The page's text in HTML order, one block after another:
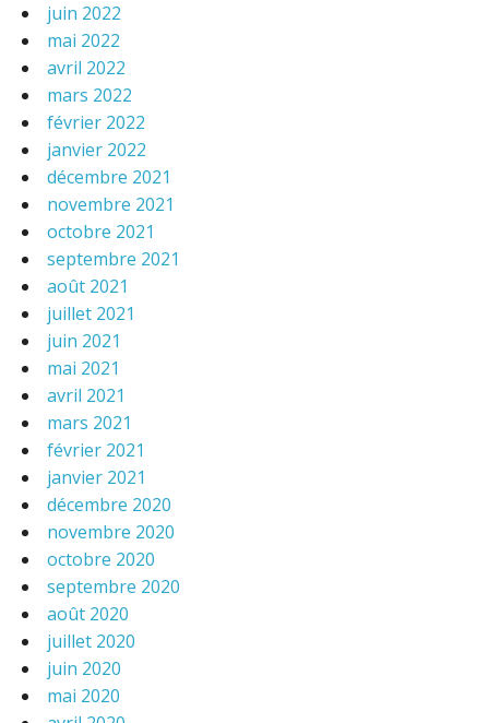
juin 2022
mai 2022
avril 2022
mars 2022
février 2022
janvier 2022
décembre 2021
novembre 2021
octobre 2021
septembre 2021
août 2021
juillet 2021
juin 2021
mai 2021
avril 2021
mars 2021
février 2021
janvier 2021
décembre 2020
novembre 2020
octobre 2020
septembre 2020
août 2020
juillet 2020
juin 2020
mai 2020